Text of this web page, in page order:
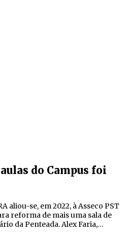
do Campus foi
aliou-se, em 2022, à Asseco PST
reforma de mais uma sala de
da Penteada. Alex Faria,